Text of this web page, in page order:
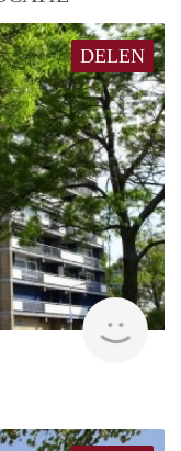
DELEN
rent